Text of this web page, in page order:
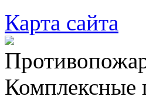
Карта сайта
Комплексные